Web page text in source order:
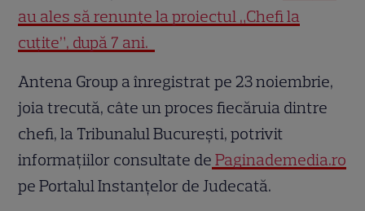
au ales să renunțe la proiectul „Chefi la
cuțite”, după 7 ani.
Antena Group a înregistrat pe 23 noiembrie,
joia trecută, câte un proces fiecăruia dintre
chefi, la Tribunalul Bucureşti, potrivit
informaţiilor consultate de Paginademedia.ro
pe Portalul Instanţelor de Judecată.